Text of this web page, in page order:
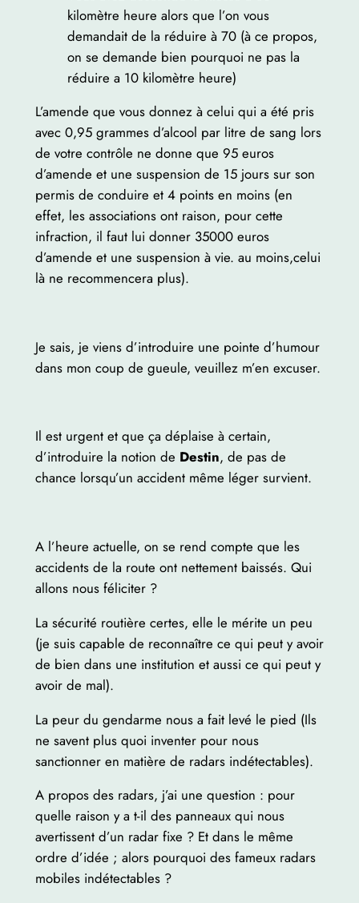
kilomètre heure alors que l’on vous
demandait de la réduire à 70 (à ce propos,
on se demande bien pourquoi ne pas la
réduire a 10 kilomètre heure)
L’amende que vous donnez à celui qui a été pris
avec 0,95 grammes d’alcool par litre de sang lors
de votre contrôle ne donne que 95 euros
d’amende et une suspension de 15 jours sur son
permis de conduire et 4 points en moins (en
effet, les associations ont raison, pour cette
infraction, il faut lui donner 35000 euros
d’amende et une suspension à vie. au moins,celui
là ne recommencera plus).
Je sais, je viens d’introduire une pointe d’humour
dans mon coup de gueule, veuillez m’en excuser.
Il est urgent et que ça déplaise à certain,
d’introduire la notion de Destin, de pas de
chance lorsqu’un accident même léger survient.
A l’heure actuelle, on se rend compte que les
accidents de la route ont nettement baissés. Qui
allons nous féliciter ?
La sécurité routière certes, elle le mérite un peu
(je suis capable de reconnaître ce qui peut y avoir
de bien dans une institution et aussi ce qui peut y
avoir de mal).
La peur du gendarme nous a fait levé le pied (Ils
ne savent plus quoi inventer pour nous
sanctionner en matière de radars indétectables).
A propos des radars, j’ai une question : pour
quelle raison y a t-il des panneaux qui nous
avertissent d’un radar fixe ? Et dans le même
ordre d’idée ; alors pourquoi des fameux radars
mobiles indétectables ?